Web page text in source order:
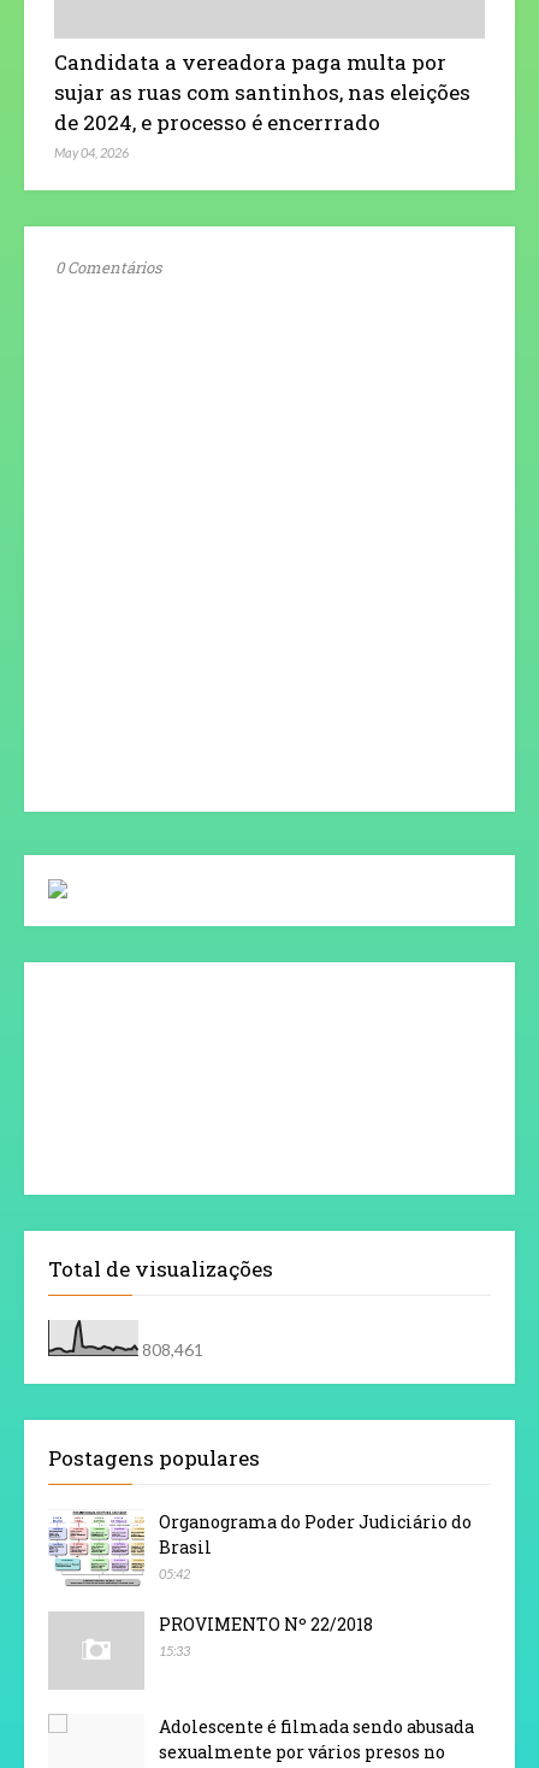
Candidata a vereadora paga multa por
sujar as ruas com santinhos, nas eleições
de 2024, e processo é encerrrado
May 04, 2026
0 Comentários
Total de visualizações
808,461
Postagens populares
Organograma do Poder Judiciário do
Brasil
05:42
PROVIMENTO Nº 22/2018
15:33
Adolescente é filmada sendo abusada
sexualmente por vários presos no